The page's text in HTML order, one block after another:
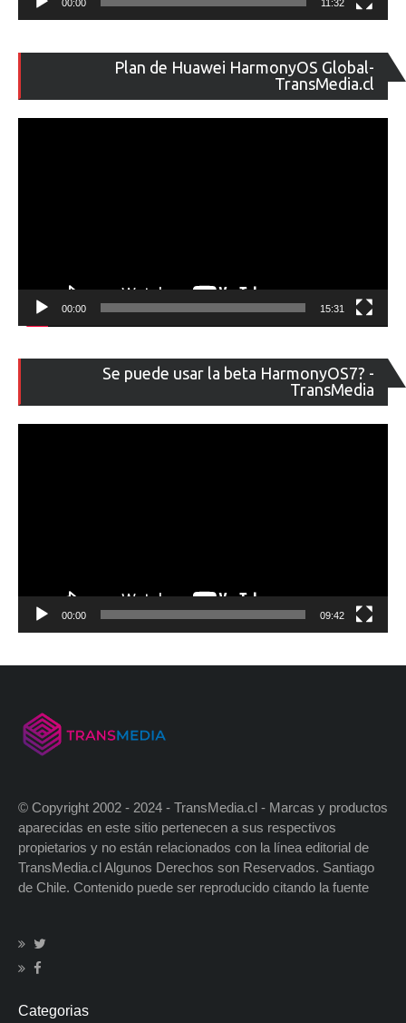
00:00 11:32
Plan de Huawei HarmonyOS Global-
TransMedia.cl
de
00:00 15:31
Se puede usar la beta HarmonyOS7? -
TransMedia
de
00:00 09:42
© Copyright 2002 - 2024 - TransMedia.cl - Marcas y productos
aparecidas en este sitio pertenecen a sus respectivos
propietarios y no están relacionados con la línea editorial de
TransMedia.cl Algunos Derechos son Reservados. Santiago
de Chile. Contenido puede ser reproducido citando la fuente
Categorias